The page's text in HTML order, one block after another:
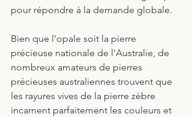
pour répondre à la demande globale.
Bien que l'opale soit la pierre
précieuse nationale de l'Australie, de
nombreux amateurs de pierres
précieuses australiennes trouvent que
les rayures vives de la pierre zèbre
incarnent parfaitement les couleurs et